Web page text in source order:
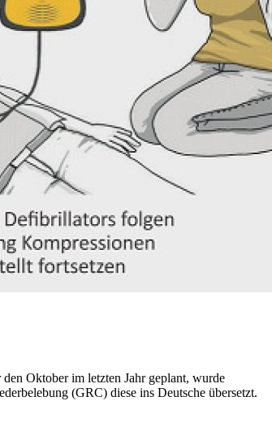
Oktober im letzten Jahr geplant, wurde
(GRC) diese ins Deutsche übersetzt.